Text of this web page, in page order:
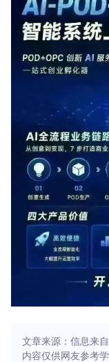
文章来源：信息来
内容仅供网友参考